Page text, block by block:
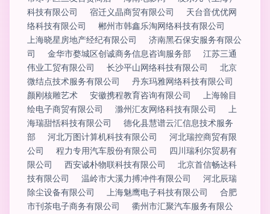
科技有限公司
宿迁义晶商贸有限公司
天台音优优网
络科技有限公司
郴州市韩鑫乐淘网络科技有限公司
上海晓星房地产经纪有限公司
济南黑石保安服务有限公
司
金华市婺城区创诚商务信息咨询服务部
江苏三通
伟业工贸有限公司
长沙平山网络科技有限公司
北京
微结点技术服务有限公司
丹东玛雅网络科技有限公司
颜刚核雕艺术
安徽携程教育咨询有限公司
上海翰目
绘电子商贸有限公司
滁州汇友网络科技有限公司
上
海瑞甜恬科技有限公司
德化县慧谱云汇信息技术服务
部
河北万图计算机科技有限公司
河北瑞控商贸有限
公司
程力专用汽车股份有限公司
四川瑞利尔贸易有
限公司
西安诚朴物联科技有限公司
北京首信畅达科
技有限公司
温岭市大溪力搏冲件有限公司
河北辰瑞
除尘设备有限公司
上海魅鹰电子科技有限公司
合肥
市刊茶电子商务有限公司
衢州市汇聚汽车服务有限公